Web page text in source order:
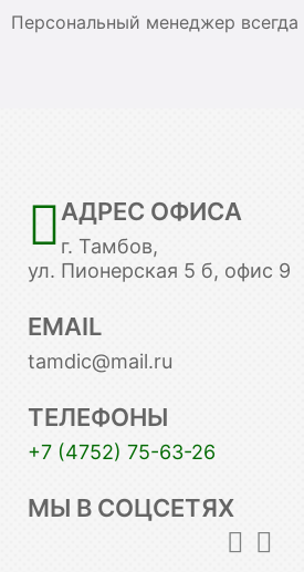
Персональный менеджер всегда
АДРЕС ОФИСА
г. Тамбов,
ул. Пионерская 5 б, офис 9
EMAIL
tamdic@mail.ru
ТЕЛЕФОНЫ
+7 (4752) 75-63-26
МЫ В СОЦСЕТЯХ